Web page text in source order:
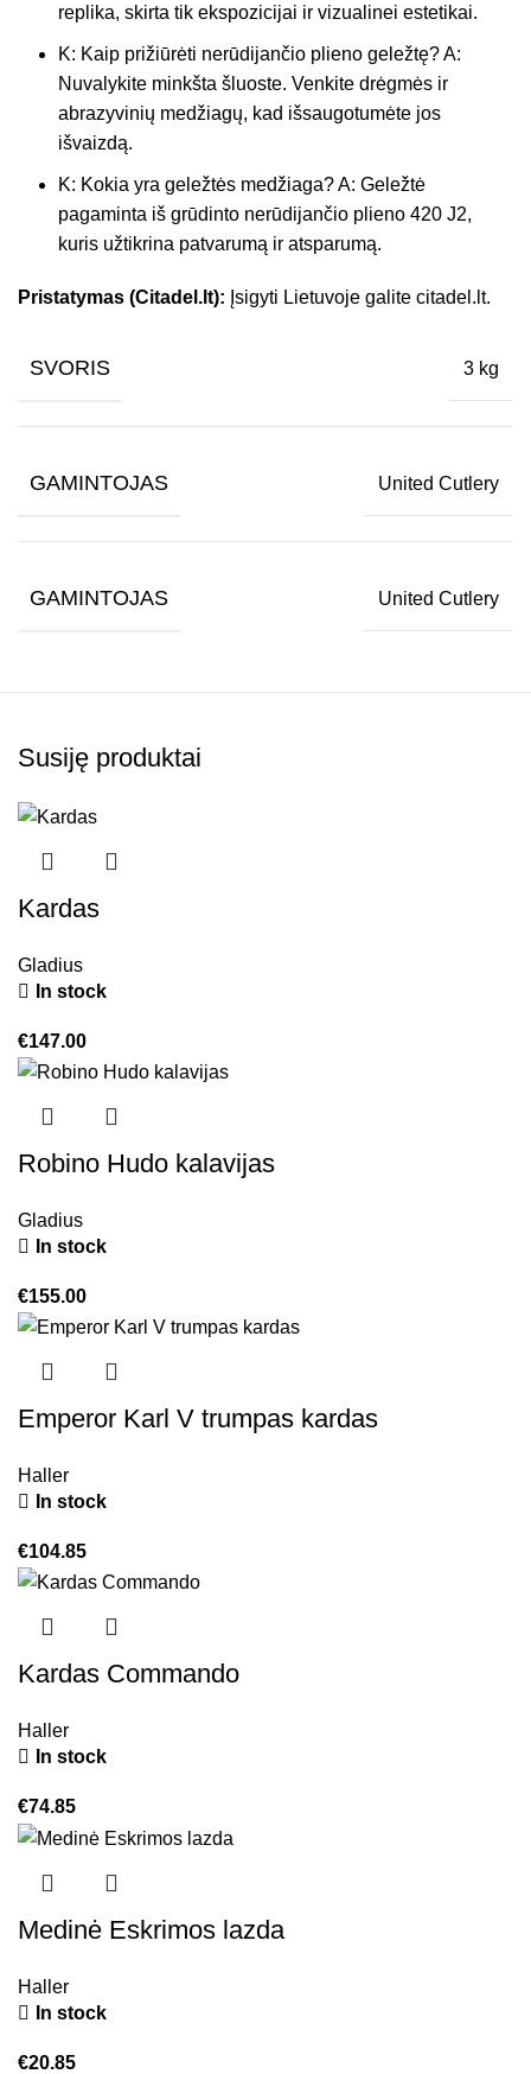
replika, skirta tik ekspozicijai ir vizualinei estetikai.
K: Kaip prižiūrėti nerūdijančio plieno geležtę? A:
Nuvalykite minkšta šluoste. Venkite drėgmės ir
abrazyvinių medžiagų, kad išsaugotumėte jos
išvaizdą.
K: Kokia yra geležtės medžiaga? A: Geležtė
pagaminta iš grūdinto nerūdijančio plieno 420 J2,
kuris užtikrina patvarumą ir atsparumą.
Pristatymas (Citadel.lt): Įsigyti Lietuvoje galite citadel.lt.
SVORIS 3 kg
GAMINTOJAS United Cutlery
GAMINTOJAS United Cutlery
Susiję produktai
Kardas
Gladius
In stock
€147.00
Robino Hudo kalavijas
Gladius
In stock
€155.00
Emperor Karl V trumpas kardas
Haller
In stock
€104.85
Kardas Commando
Haller
In stock
€74.85
Medinė Eskrimos lazda
Haller
In stock
€20.85